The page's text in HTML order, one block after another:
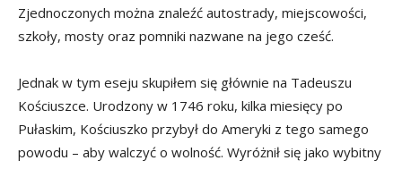
Zjednoczonych można znaleźć autostrady, miejscowości,
szkoły, mosty oraz pomniki nazwane na jego cześć.
Jednak w tym eseju skupiłem się głównie na Tadeuszu
Kościuszce. Urodzony w 1746 roku, kilka miesięcy po
Pułaskim, Kościuszko przybył do Ameryki z tego samego
powodu – aby walczyć o wolność. Wyróżnił się jako wybitny